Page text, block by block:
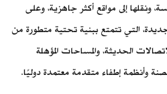
ونقلها إلى مواقع أكثر جاهزية، وعلى
التي تتمتع ببنية تحتية متطورة من
الحديثة، والمساحات المؤهلة
وأنظمة إطفاء متقدمة معتمدة دوليًا.